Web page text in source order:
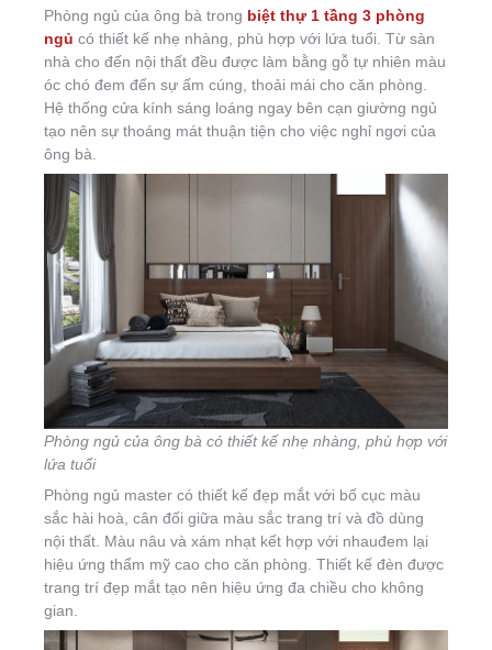
Phòng ngủ của ông bà trong biệt thự 1 tầng 3 phòng
ngủ có thiết kế nhẹ nhàng, phù hợp với lứa tuổi. Từ sàn
nhà cho đến nội thất đều được làm bằng gỗ tự nhiên màu
óc chó đem đến sự ấm cúng, thoải mái cho căn phòng.
Hệ thống cửa kính sáng loáng ngay bên cạn giường ngủ
tạo nên sự thoáng mát thuận tiện cho việc nghỉ ngơi của
ông bà.
Phòng ngủ của ông bà có thiết kế nhẹ nhàng, phù hợp với
lứa tuổi
Phòng ngủ master có thiết kế đẹp mắt với bố cục màu
sắc hài hoà, cân đối giữa màu sắc trang trí và đồ dùng
nội thất. Màu nâu và xám nhạt kết hợp với nhauđem lại
hiệu ứng thẩm mỹ cao cho căn phòng. Thiết kế đèn được
trang trí đẹp mắt tạo nên hiệu ứng đa chiều cho không
gian.